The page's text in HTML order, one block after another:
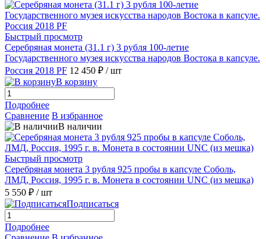
Быстрый просмотр
Серебряная монета (31.1 г) 3 рубля 100-летие
Государственного музея искусства народов Востока в капсуле.
Россия 2018 PF 12 450 ₽ / шт
В корзину
Подробнее
Сравнение В избранное
В наличии
Быстрый просмотр
Серебряная монета 3 рубля 925 пробы в капсуле Соболь,
ЛМД, Россия, 1995 г. в. Монета в состоянии UNC (из мешка)
5 550 ₽ / шт
Подписаться
Подробнее